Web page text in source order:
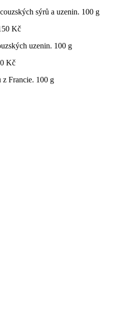
sýrů a uzenin. 100 g
Kč
uzenin. 100 g
Kč
Francie. 100 g